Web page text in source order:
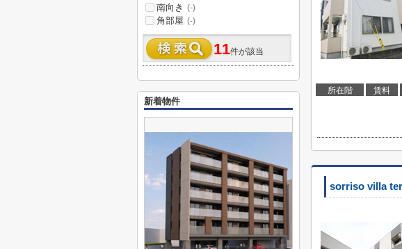
所在階 賃料
sorriso villa
南向き (-)
角部屋 (-)
11件が該当
新着物件